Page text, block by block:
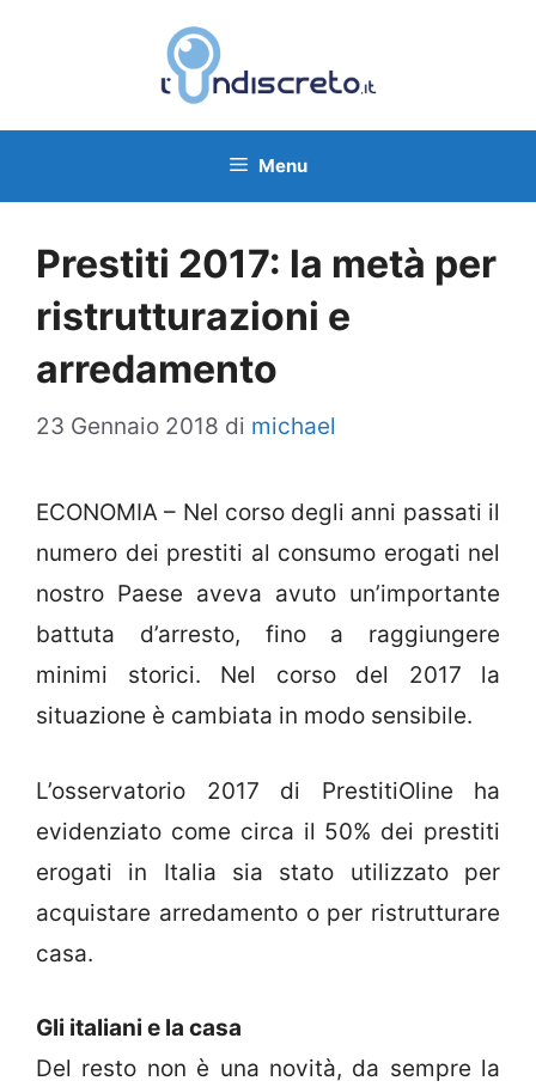
Menu
Prestiti 2017: la metà per
ristrutturazioni e
arredamento
23 Gennaio 2018 di michael
ECONOMIA – Nel corso degli anni passati il
numero dei prestiti al consumo erogati nel
nostro Paese aveva avuto un’importante
battuta d’arresto, fino a raggiungere
minimi storici. Nel corso del 2017 la
situazione è cambiata in modo sensibile.
L’osservatorio 2017 di PrestitiOline ha
evidenziato come circa il 50% dei prestiti
erogati in Italia sia stato utilizzato per
acquistare arredamento o per ristrutturare
casa.
Gli italiani e la casa
Del resto non è una novità, da sempre la